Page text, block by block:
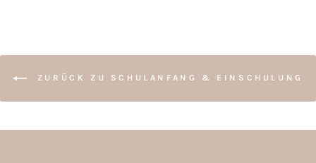
ZURÜCK ZU SCHULANFANG & EINSCHULUNG